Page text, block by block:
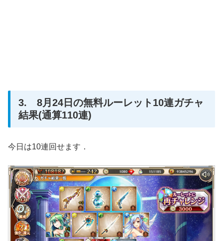
3. 8月24日の無料ルーレット10連ガチャ
結果(通算110連)
今日は10連回せます．